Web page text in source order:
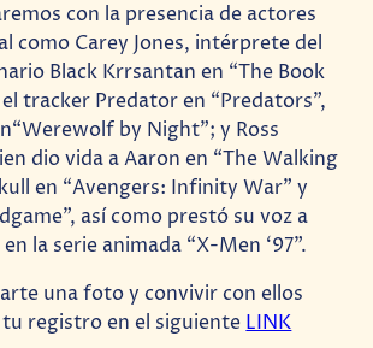
con la presencia de actores
como Carey Jones, intérprete del
Black Krrsantan en “The Book
tracker Predator en “Predators”,
by Night”; y Ross
dio vida a Aaron en “The Walking
en “Avengers: Infinity War” y
así como prestó su voz a
la serie animada “X-Men ‘97”.
una foto y convivir con ellos
registro en el siguiente LINK